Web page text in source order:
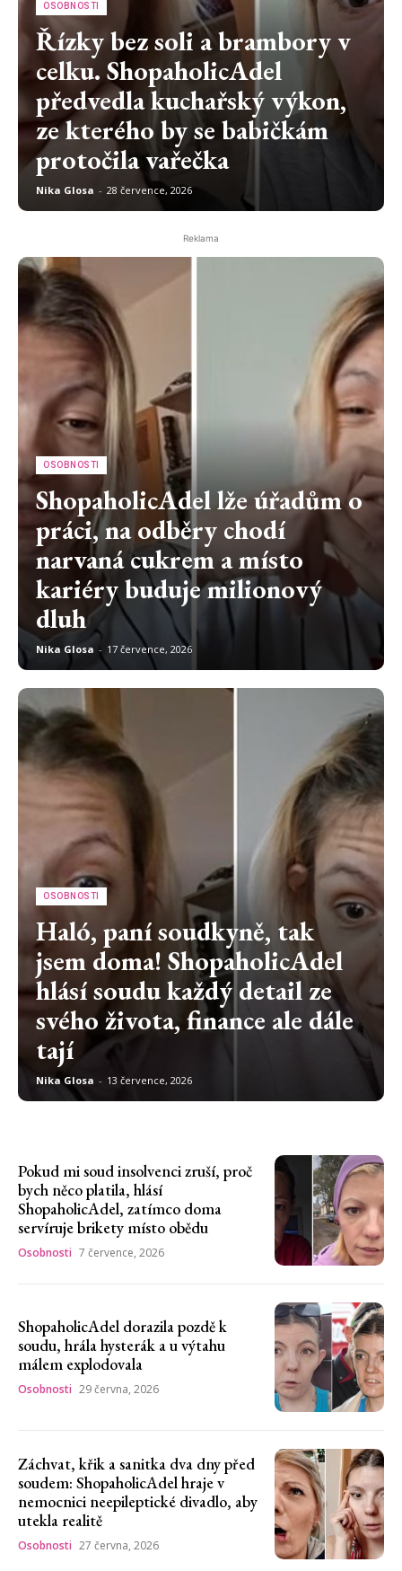
OSOBNOSTI
Řízky bez soli a brambory v
celku. ShopaholicAdel
předvedla kuchařský výkon,
ze kterého by se babičkám
protočila vařečka
Nika Glosa - 28 července, 2026
Reklama
OSOBNOSTI
ShopaholicAdel lže úřadům o
práci, na odběry chodí
narvaná cukrem a místo
kariéry buduje milionový
dluh
Nika Glosa - 17 července, 2026
OSOBNOSTI
Haló, paní soudkyně, tak
jsem doma! ShopaholicAdel
hlásí soudu každý detail ze
svého života, finance ale dále
tají
Nika Glosa - 13 července, 2026
Pokud mi soud insolvenci zruší, proč
bych něco platila, hlásí
ShopaholicAdel, zatímco doma
servíruje brikety místo obědu
Osobnosti 7 července, 2026
ShopaholicAdel dorazila pozdě k
soudu, hrála hysterák a u výtahu
málem explodovala
Osobnosti 29 června, 2026
Záchvat, křik a sanitka dva dny před
soudem: ShopaholicAdel hraje v
nemocnici neepileptické divadlo, aby
utekla realitě
Osobnosti 27 června, 2026